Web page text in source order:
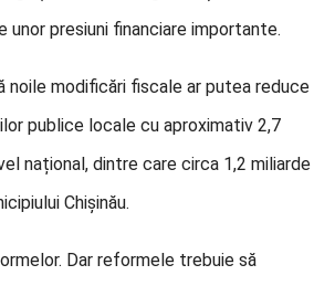
unor presiuni financiare importante.
noile modificări fiscale ar putea reduce
publice locale cu aproximativ 2,7
național, dintre care circa 1,2 miliarde
Chișinău.
Dar reformele trebuie să